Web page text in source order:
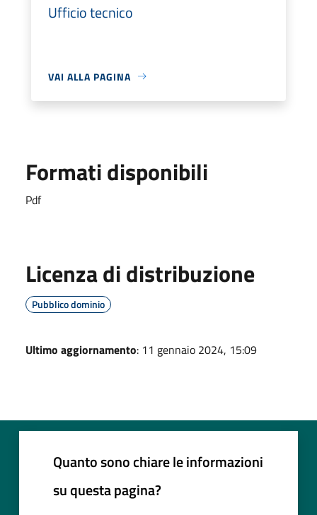
Ufficio tecnico
VAI ALLA PAGINA
Formati disponibili
Pdf
Licenza di distribuzione
Pubblico dominio
Ultimo aggiornamento: 11 gennaio 2024, 15:09
Quanto sono chiare le informazioni
su questa pagina?